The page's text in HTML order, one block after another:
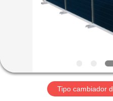
VIAJE
Tipo cambiador